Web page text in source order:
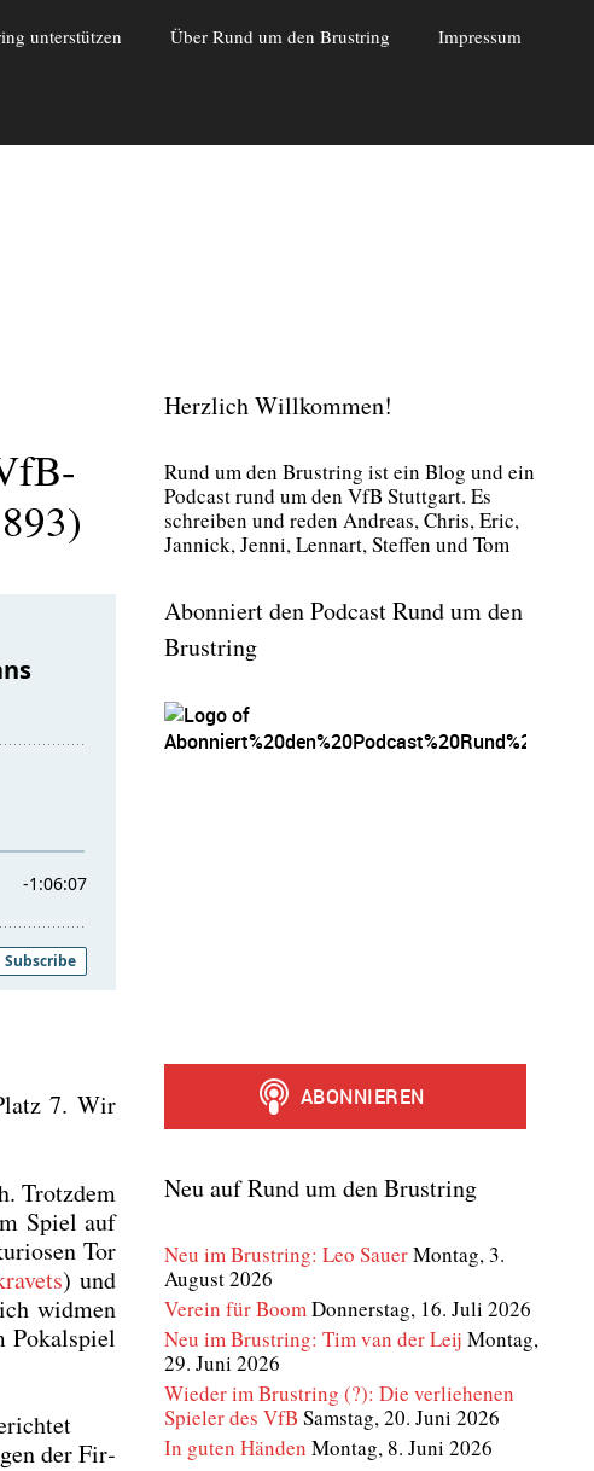
unterstützen Über Rund um den Brustring Impressum
7. Wir
Trotz­dem
Spiel auf
Tor
) und
wid­men
Pokal­spiel
der Fir­
Herzlich Willkommen!
Rund um den Brust­ring ist ein Blog und ein
Pod­cast rund um den VfB Stutt­gart. Es
schrei­ben und reden Andre­as, Chris, Eric,
Jan­nick, Jen­ni, Lenn­art, Stef­fen und Tom
Abonniert den Podcast Rund um den
Brustring
Neu auf Rund um den Brustring
Neu im Brustring: Leo SauerMontag, 3.
August 2026
Verein für Boom Donnerstag, 16. Juli 2026
Neu im Brustring: Tim van der Leij Montag,
29. Juni 2026
Wieder im Brustring (?): Die verliehenen
Spieler des VfB Samstag, 20. Juni 2026
In guten Händen Montag, 8. Juni 2026